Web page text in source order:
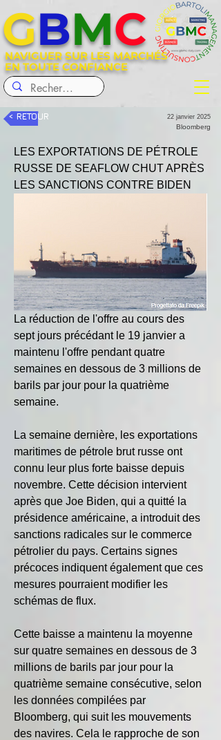
NAVIGUER SUR LES MARCHÉS
EN TOUTE CONFIANCE
GBMC
< RETOUR 22 janvier 2025
Bloomberg
LES EXPORTATIONS DE PÉTROLE
RUSSE DE SEAFLOW CHUT APRÈS
LES SANCTIONS CONTRE BIDEN
La réduction de l'offre au cours des
sept jours précédant le 19 janvier a
maintenu l'offre pendant quatre
semaines en dessous de 3 millions de
barils par jour pour la quatrième
semaine.
La semaine dernière, les exportations
maritimes de pétrole brut russe ont
connu leur plus forte baisse depuis
novembre. Cette décision intervient
après que Joe Biden, qui a quitté la
présidence américaine, a introduit des
sanctions radicales sur le commerce
pétrolier du pays. Certains signes
précoces indiquent également que ces
mesures pourraient modifier les
schémas de flux.
Cette baisse a maintenu la moyenne
sur quatre semaines en dessous de 3
millions de barils par jour pour la
quatrième semaine consécutive, selon
les données compilées par
Bloomberg, qui suit les mouvements
des navires. Cela le rapproche de son